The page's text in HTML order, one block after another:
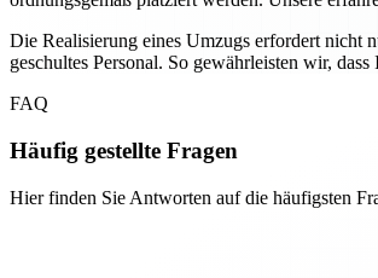
Die Realisierung eines Umzugs erfordert nicht
geschultes Personal. So gewährleisten wir,
FAQ
Häufig gestellte Fragen
Hier finden Sie Antworten auf die häufigsten